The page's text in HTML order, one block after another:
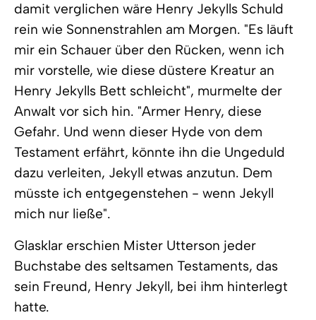
damit verglichen wäre Henry Jekylls Schuld
rein wie Sonnenstrahlen am Morgen. "Es läuft
mir ein Schauer über den Rücken, wenn ich
mir vorstelle, wie diese düstere Kreatur an
Henry Jekylls Bett schleicht", murmelte der
Anwalt vor sich hin. "Armer Henry, diese
Gefahr. Und wenn dieser Hyde von dem
Testament erfährt, könnte ihn die Ungeduld
dazu verleiten, Jekyll etwas anzutun. Dem
müsste ich entgegenstehen - wenn Jekyll
mich nur ließe".
Glasklar erschien Mister Utterson jeder
Buchstabe des seltsamen Testaments, das
sein Freund, Henry Jekyll, bei ihm hinterlegt
hatte.